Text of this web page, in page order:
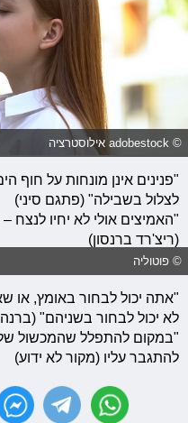
© adobestock אילוסטרציה
"פנינים אינן מונחות על
לצלול בשבילה" (פתגם סיני)
"האמיצים אולי לא יחיו לנצח
(ריצ'רד ברנסון)
© פוטוליה
"אתה יכול לבחור באומץ, או
לא יכול לבחור בשניהם" (ברנה
"במקום להתפלל שהמכשול
להתגבר עליו (מקור לא ידוע)